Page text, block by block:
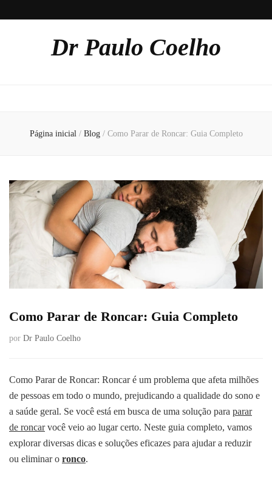
Dr Paulo Coelho
Página inicial / Blog / Como Parar de Roncar: Guia Completo
Como Parar de Roncar: Guia Completo
por Dr Paulo Coelho
Como Parar de Roncar: Roncar é um problema que afeta milhões
de pessoas em todo o mundo, prejudicando a qualidade do sono e
a saúde geral. Se você está em busca de uma solução para parar
de roncarvocê veio ao lugar certo. Neste guia completo, vamos
explorar diversas dicas e soluções eficazes para ajudar a reduzir
ou eliminar o ronco.